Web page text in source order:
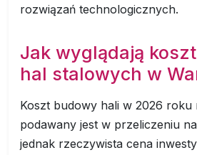
rozwiązań technologicznych.
Jak wyglądają
hal stalowych w
Koszt budowy hali w 2026 roku
podawany jest w przeliczeniu
jednak rzeczywista cena